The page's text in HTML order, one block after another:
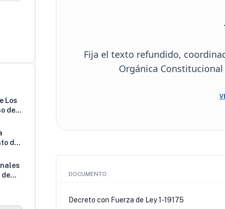
Los
de
delde
Fija el texto refundido,
Orgánica
DOCUMENTO
Decreto con Fuerza de Ley 1-19175